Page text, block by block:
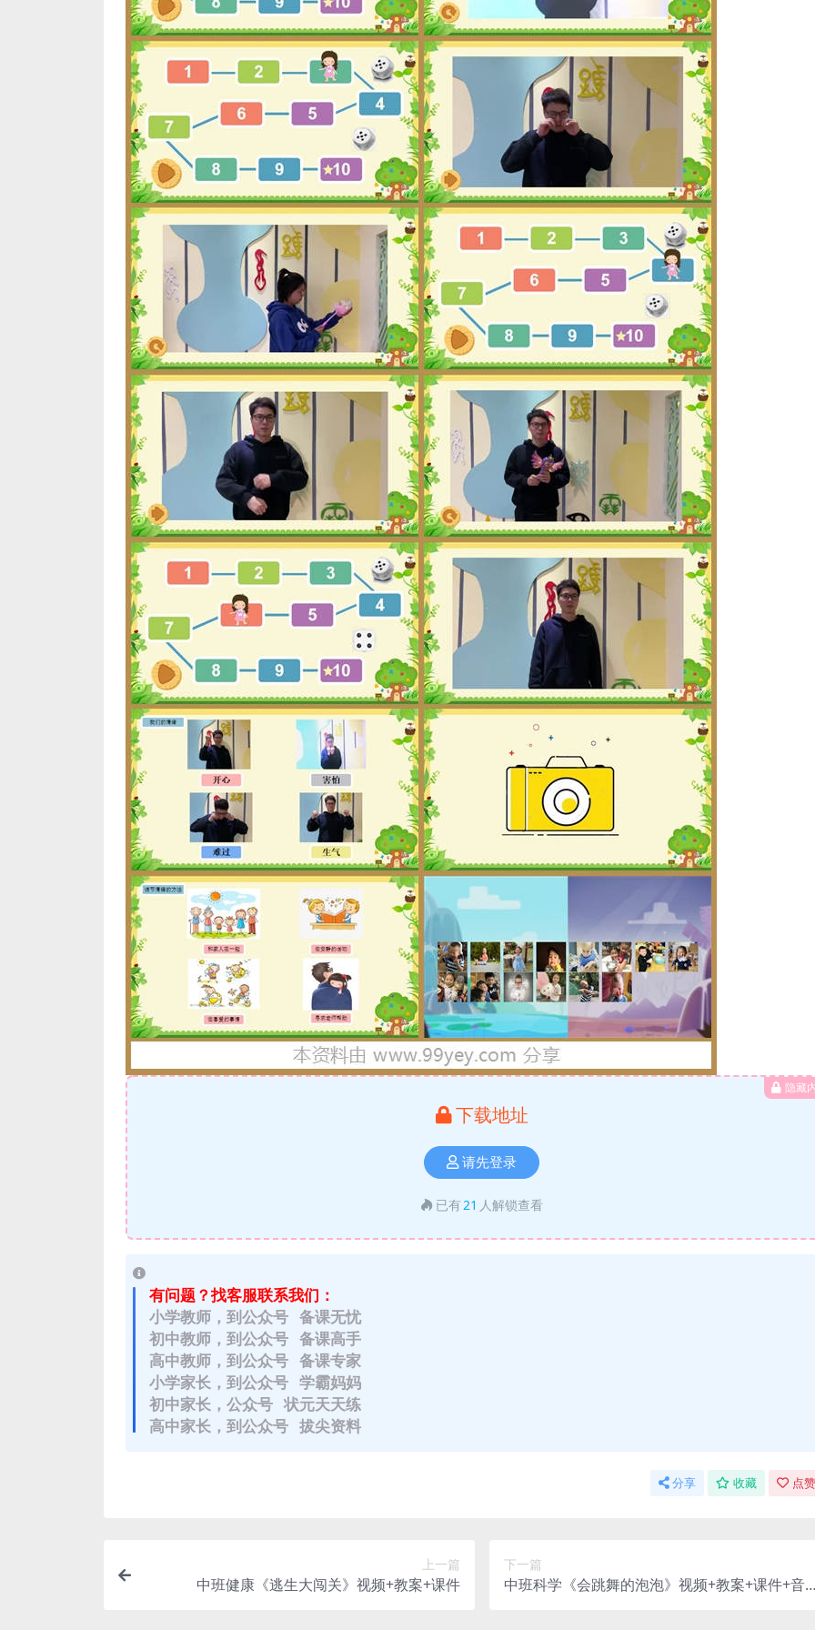
隐藏
下载地址
请先登录
已有21 人解锁查看
有问题？找客服联系我们：
小学教师，到公众号 备课无忧
初中教师，到公众号 备课高手
高中教师，到公众号 备课专家
小学家长，到公众号 学霸妈妈
初中家长，公众号 状元天天练
高中家长，到公众号 拔尖资料
分享 收藏 点
上一篇
中班健康《逃生大闯关》视频+教案+课件
下一篇
中班科学《会跳舞的泡泡》视频+教案+课件+音